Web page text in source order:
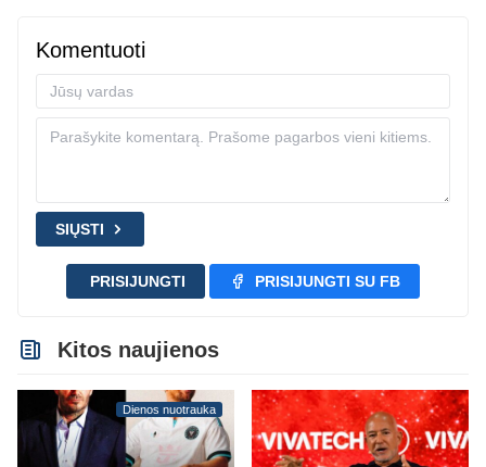
Komentuoti
SIŲSTI
PRISIJUNGTI PRISIJUNGTI SU FB
Kitos naujienos
Dienos nuotrauka